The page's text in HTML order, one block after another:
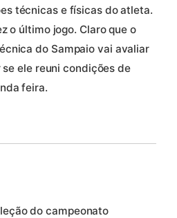
técnicas e físicas do atleta.
o último jogo. Claro que o
do Sampaio vai avaliar
ele reuni condições de
feira.
do campeonato